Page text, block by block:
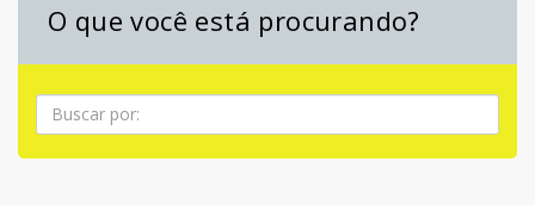
O que você está procurando?
Pesquisa